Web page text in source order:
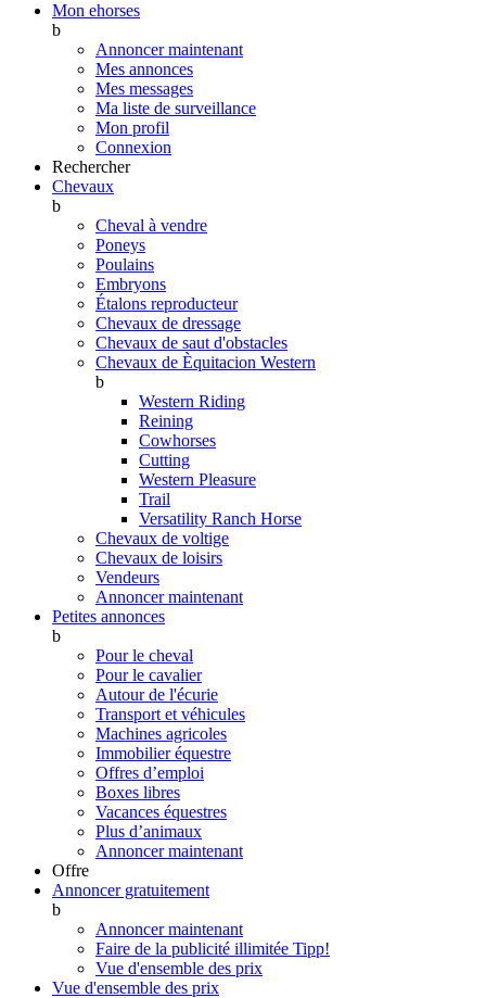
Mon ehorses
b
Annoncer maintenant
Mes annonces
Mes messages
Ma liste de surveillance
Mon profil
Connexion
Rechercher
Chevaux
b
Cheval à vendre
Poneys
Poulains
Embryons
Étalons reproducteur
Chevaux de dressage
Chevaux de saut d'obstacles
Chevaux de Èquitacion Western
b
Western Riding
Reining
Cowhorses
Cutting
Western Pleasure
Trail
Versatility Ranch Horse
Chevaux de voltige
Chevaux de loisirs
Vendeurs
Annoncer maintenant
Petites annonces
b
Pour le cheval
Pour le cavalier
Autour de l'écurie
Transport et véhicules
Machines agricoles
Immobilier équestre
Offres d’emploi
Boxes libres
Vacances équestres
Plus d’animaux
Annoncer maintenant
Offre
Annoncer gratuitement
b
Annoncer maintenant
Faire de la publicité illimitée Tipp!
Vue d'ensemble des prix
Vue d'ensemble des prix